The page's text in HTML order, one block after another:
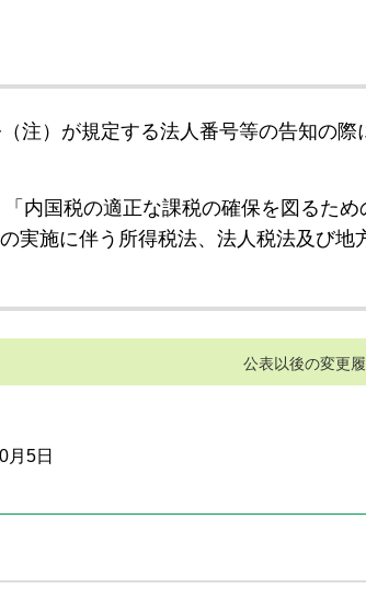
注）が規定する法人番号等の告知の際
内国税の適正な課税の確保を図るた
実施に伴う所得税法、法人税法及び地
公表以後の変更
月5日